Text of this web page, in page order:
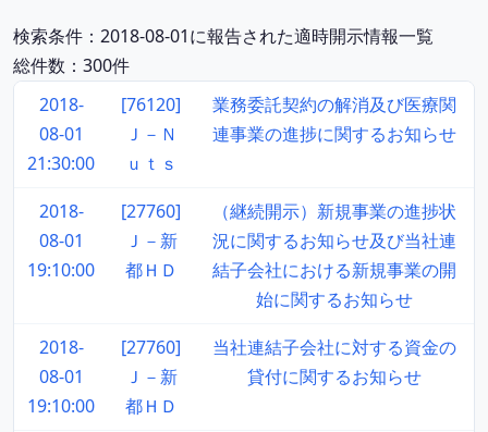
検索条件：2018-08-01に報告された適時開示情報一覧
総件数：300件
2018-
08-01
21:30:00
[76120]
Ｊ－Ｎ
ｕｔｓ
業務委託契約の解消及び医療関
連事業の進捗に関するお知らせ
2018-
08-01
19:10:00
[27760]
Ｊ－新
都ＨＤ
（継続開示）新規事業の進捗状
況に関するお知らせ及び当社連
結子会社における新規事業の開
始に関するお知らせ
2018-
08-01
19:10:00
[27760]
Ｊ－新
都ＨＤ
当社連結子会社に対する資金の
貸付に関するお知らせ